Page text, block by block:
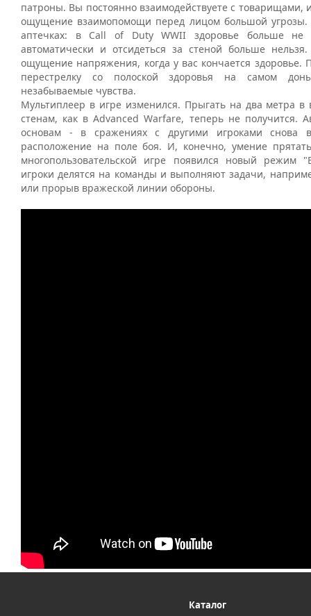
патроны. Вы постоянно взаимодействуете с товарищами,
ощущение взаимопомощи перед лицом большой угрозы.
аптечках: в Call of Duty WWII здоровье больше не
автоматически и отсидеться за стеной больше
ощущение напряжения, когда у вас кончается здоровье.
перестрелку со полоской здоровья на самом
незабываемые чувства.
Мультиплеер в игре изменился. Прыгать на два метра в
стенам, как в Advanced Warfare, теперь не получится.
основам - в сражениях с другими игроками снова
расположение на поле боя. И, конечно, умение
многопользовательской игре появился новый режим
игроки делятся на команды и выполняют задачи,
или прорыв вражеской линии обороны.
Каталог